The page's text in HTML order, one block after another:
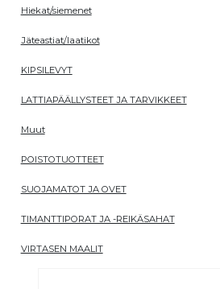
Hiekat/siemenet
Jäteastiat/laatikot
KIPSILEVYT
LATTIAPÄÄLLYSTEET JA TARVIKKEET
Muut
POISTOTUOTTEET
SUOJAMATOT JA OVET
TIMANTTIPORAT JA -REIKÄSAHAT
VIRTASEN MAALIT